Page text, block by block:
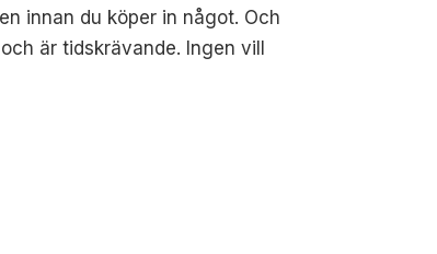
innan du köper in något. Och
är tidskrävande. Ingen vill